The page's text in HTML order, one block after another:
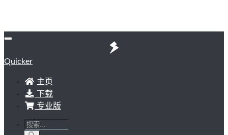
Quicker
主页
下载
专业版